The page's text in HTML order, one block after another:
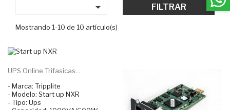
 FILTRAR
Mostrando 1-10 de 10 artículo(s)
UPS Online Trifasicas...
- Marca: Tripplite
- Modelo: Start up NXR
- Tipo: Ups